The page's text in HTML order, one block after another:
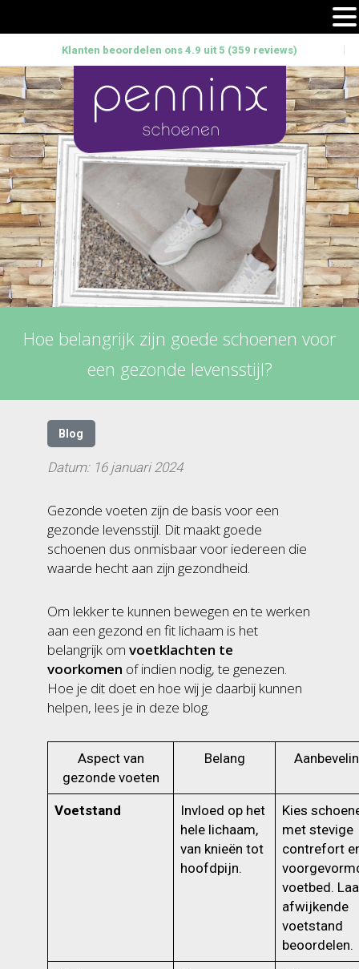
Klanten beoordelen ons 4.9 uit 5 (359 reviews)
Hoe belangrijk zijn goede schoenen voor
een gezonde levensstijl?
Blog
Datum: 16 januari 2024
Gezonde voeten zijn de basis voor een
gezonde levensstijl. Dit maakt goede
schoenen dus onmisbaar voor iedereen die
waarde hecht aan zijn gezondheid.
Om lekker te kunnen bewegen en te werken
aan een gezond en fit lichaam is het
belangrijk omvoetklachten te
voorkomen of indien nodig, te genezen.
Hoe je dit doet en hoe wij je daarbij kunnen
helpen, lees je in deze blog.
Aspect van
gezonde voeten
Belang
Voetstand
Invloed op het
hele lichaam,
van knieën tot
hoofdpijn.
Kies
met stevige
contrefort
voetbed.
afwijkende
voetstand
beoordelen.